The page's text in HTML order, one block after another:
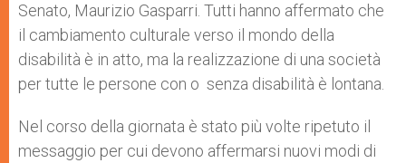
Senato, Maurizio Gasparri. Tutti hanno affermato che
il cambiamento culturale verso il mondo della
disabilità è in atto, ma la realizzazione di una società
per tutte le persone con o senza disabilità è lontana.
Nel corso della giornata è stato più volte ripetuto il
messaggio per cui devono affermarsi nuovi modi di